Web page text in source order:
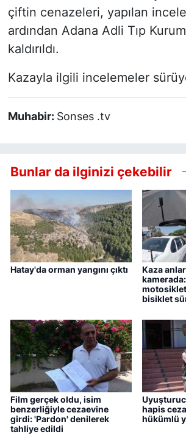
çiftin cenazeleri, yapılan
ardından Adana Adli Tıp
kaldırıldı.
Kazayla ilgili incelemeler
Muhabir: Sonses .tv
Bunlar da ilginizi çekebilir
Hatay'da orman yangını çıktı
Kaza
bisiklet
Film gerçek oldu, isim
benzerliğiyle cezaevine
girdi: 'Pardon' denilerek
tahliye edildi
hapis
hükümlü